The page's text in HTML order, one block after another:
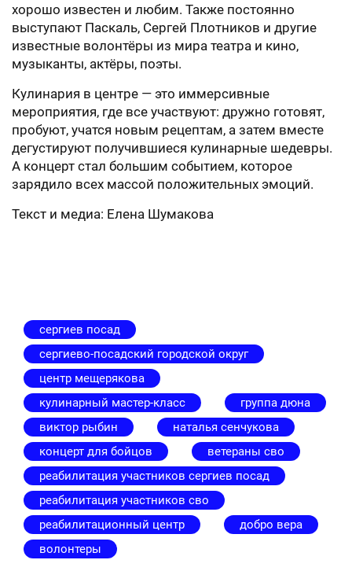
хорошо известен и любим. Также постоянно
выступают Паскаль, Сергей Плотников и другие
известные волонтёры из мира театра и кино,
музыканты, актёры, поэты.
Кулинария в центре — это иммерсивные
мероприятия, где все участвуют: дружно готовят,
пробуют, учатся новым рецептам, а затем вместе
дегустируют получившиеся кулинарные шедевры.
А концерт стал большим событием, которое
зарядило всех массой положительных эмоций.
Текст и медиа: Елена Шумакова
сергиев посад
сергиево-посадский городской округ
центр мещерякова
кулинарный мастер-класс
группа дюна
виктор рыбин
наталья сенчукова
концерт для бойцов
ветераны сво
реабилитация участников сергиев посад
реабилитация участников сво
реабилитационный центр
добро вера
волонтеры